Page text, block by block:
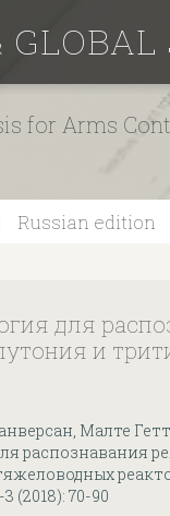
for Arms
Russian edition
для
и
Малте
распознавания
(2018): 70-90